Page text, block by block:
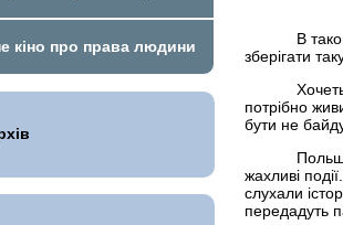
В
зберігати
потрібно
бути не
жахливі
слухали
передадуть
кіно про права людини